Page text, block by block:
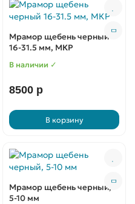
Мрамор щебень черный
16-31.5 мм, МКР
В наличии ✓
8500 р
В корзину
Мрамор щебень черный,
5-10 мм